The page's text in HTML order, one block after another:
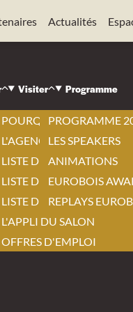
Actualités
|
EXPOSER ?
BY EUROBOIS
Visiter
POURQUOI VISITER ?
L'AGENCEMENT BY
LISTE DES EXPOSANTS
LISTE DES NOUVEAUTÉS
LISTE DES PRODUITS
L'APPLI DU SALON
OFFRES D'EMPLOI
Programme
PROGRAMME
LES SPEAKERS
ANIMATIONS
EUROBOIS
REPLAYS